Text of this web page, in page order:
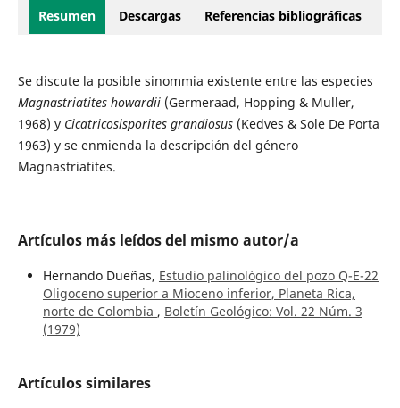
Resumen Descargas Referencias bibliográficas
Se discute la posible sinommia existente entre las especies
Magnastriatites howardii(Germeraad, Hopping & Muller,
1968) y Cicatricosisporites grandiosus(Kedves & Sole De Porta
1963) y se enmienda la descripción del género
Magnastriatites.
Artículos más leídos del mismo autor/a
Hernando Dueñas, Estudio palinológico del pozo Q-E-22
Oligoceno superior a Mioceno inferior, Planeta Rica,
norte de Colombia , Boletín Geológico: Vol. 22 Núm. 3
(1979)
Artículos similares